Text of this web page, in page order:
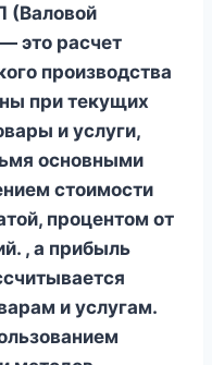
(Валовой
это расчет
производства
при текущих
и услуги,
основными
стоимости
процентом от
, а прибыль
и услугам.